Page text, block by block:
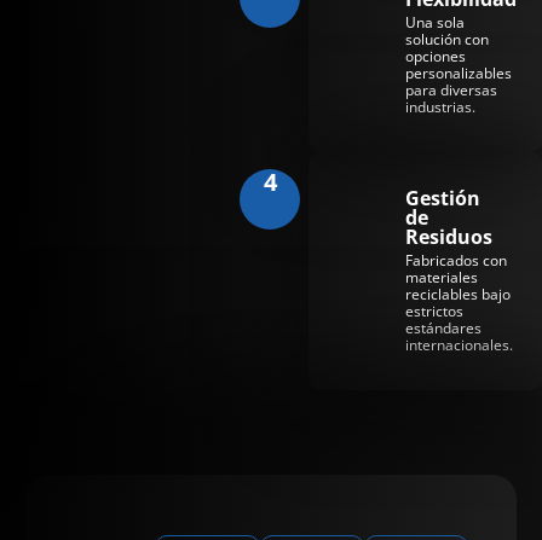
Una sola
solución con
opciones
personalizables
para diversas
industrias.
Gestión
de
Residuos
Fabricados con
materiales
reciclables bajo
estrictos
estándares
internacionales.
4